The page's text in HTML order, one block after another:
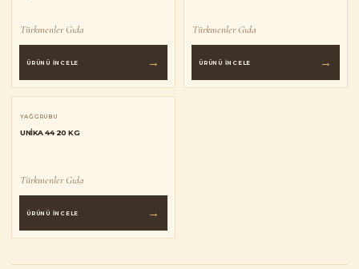
Türkmenler Gıda
ÜRÜNÜ İNCELE →
Türkmenler Gıda
ÜRÜNÜ İNCELE →
YAĞ GRUBU
UNIKA 44 20 KG
Türkmenler Gıda
ÜRÜNÜ İNCELE →